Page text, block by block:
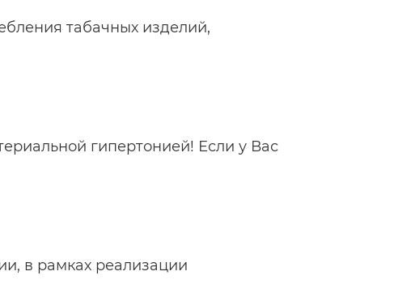
табачных изделий,
гипертонией! Если у Вас
в рамках реализации